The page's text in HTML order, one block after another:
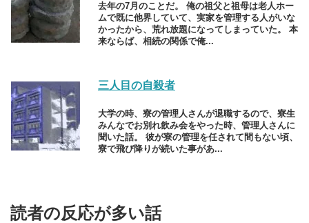
去年の7月のことだ。 俺の祖父と祖母は老人ホー
ムで既に他界していて、実家を管理する人がいな
かったから、荒れ放題になってしまっていた。 本
来ならば、相続の関係で俺...
三人目の自殺者
大学の時、寮の管理人さんが退職するので、寮生
みんなでお別れ飲み会をやった時、管理人さんに
聞いた話。 彼が寮の管理を任されて間もない頃、
寮で飛び降りが続いた事があ...
読者の反応が多い話